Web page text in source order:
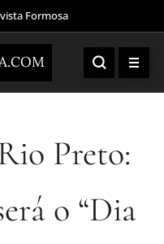
Formosa
Preto:
o “Dia